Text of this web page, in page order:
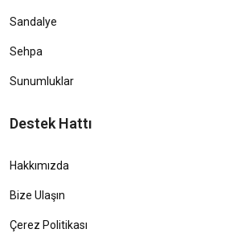
Sandalye
Sehpa
Sunumluklar
Destek Hattı
Hakkımızda
Bize Ulaşın
Çerez Politikası